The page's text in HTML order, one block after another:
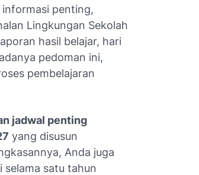
penting,
Lingkungan Sekolah
hasil belajar, hari
pedoman ini,
pembelajaran
jadwal penting
yang disusun
Anda juga
selama satu tahun